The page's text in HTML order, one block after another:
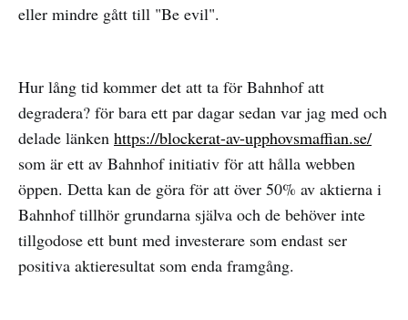
eller mindre gått till "Be evil".
Hur lång tid kommer det att ta för Bahnhof att
degradera? för bara ett par dagar sedan var jag med och
delade länken https://blockerat-av-upphovsmaffian.se/
som är ett av Bahnhof initiativ för att hålla webben
öppen. Detta kan de göra för att över 50% av aktierna i
Bahnhof tillhör grundarna själva och de behöver inte
tillgodose ett bunt med investerare som endast ser
positiva aktieresultat som enda framgång.